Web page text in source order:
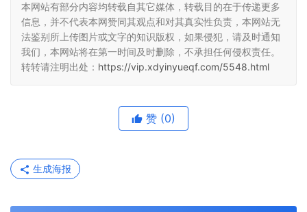
本网站有部分内容均转载自其它媒体，转载目的在于传递更多
信息，并不代表本网赞同其观点和对其真实性负责，本网站无
法鉴别所上传图片或文字的知识版权，如果侵犯，请及时通知
我们，本网站将在第一时间及时删除，不承担任何侵权责任。
转转请注明出处： https://vip.xdyinyueqf.com/5548.html
赞 (0)
生成海报